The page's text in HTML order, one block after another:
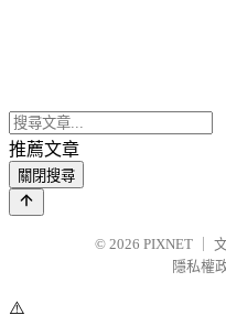
推薦文章
關閉搜尋
© 2026 PIXNET
隱私權
⚠️